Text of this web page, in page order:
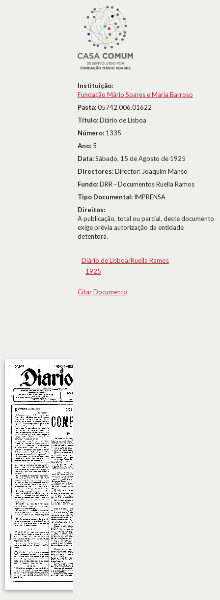
Instituição:
Fundação Mário Soares e Maria Barroso
Pasta:05742.006.01622
Título:Diário de Lisboa
Número: 1335
Ano: 5
Data:Sábado, 15 de Agosto de 1925
Directores:Director: Joaquim Manso
Fundo:DRR - Documentos Ruella Ramos
Tipo Documental: IMPRENSA
Direitos:
A publicação, total ou parcial, deste documento
exige prévia autorização da entidade
detentora.
Diário de Lisboa/Ruella Ramos
1925
Citar Documento